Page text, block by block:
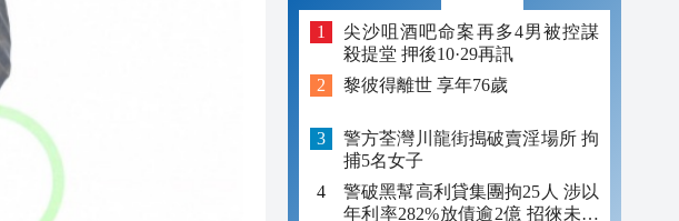
尖沙咀酒吧命案再多4男被控謀
殺提堂 押後10·29再訊
黎彼得離世 享年76歲
警方荃灣川龍街搗破賣淫場所 拘
捕5名女子
警破黑幫高利貸集團拘25人 涉以
年利率282%放債逾2億 招徠未成